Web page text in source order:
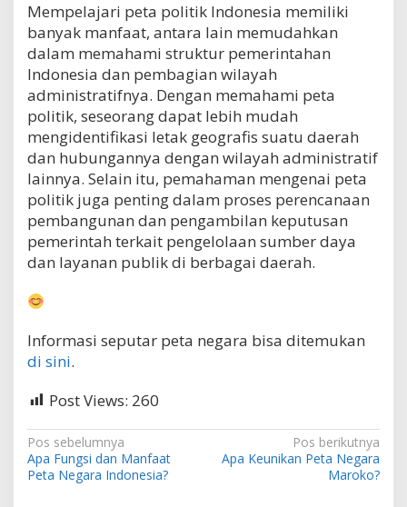
Mempelajari peta politik Indonesia memiliki
banyak manfaat, antara lain memudahkan
dalam memahami struktur pemerintahan
Indonesia dan pembagian wilayah
administratifnya. Dengan memahami peta
politik, seseorang dapat lebih mudah
mengidentifikasi letak geografis suatu daerah
dan hubungannya dengan wilayah administratif
lainnya. Selain itu, pemahaman mengenai peta
politik juga penting dalam proses perencanaan
pembangunan dan pengambilan keputusan
pemerintah terkait pengelolaan sumber daya
dan layanan publik di berbagai daerah.
Informasi seputar peta negara bisa ditemukan
di sini.
Post Views: 260
N
a
Pos sebelumnya
Apa Fungsi dan Manfaat
Peta Negara Indonesia?
Pos berikutnya
Apa Keunikan Peta Negara
Maroko?